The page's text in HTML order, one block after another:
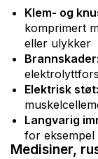
Klem- og
komprimert
eller ulykker
Brannskader:
Elektrisk støt:
Langvarig
for eksempel
Medisiner,